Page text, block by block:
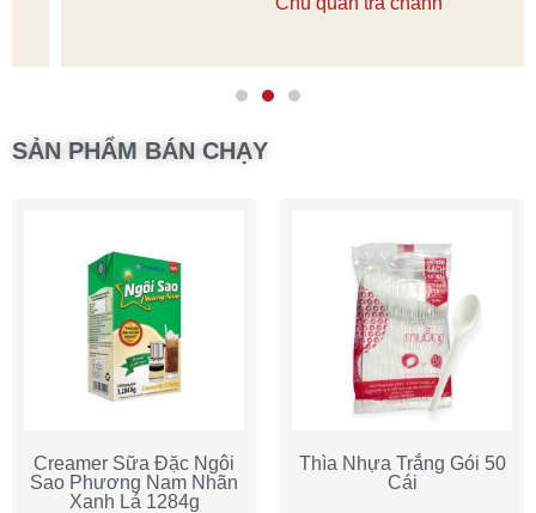
SẢN PHẨM BÁN CHẠY
Creamer Sữa Đặc Ngôi
Sao Phương Nam Nhãn
Xanh Lá 1284g
Thìa Nhựa Trắng Gói 50
Cái